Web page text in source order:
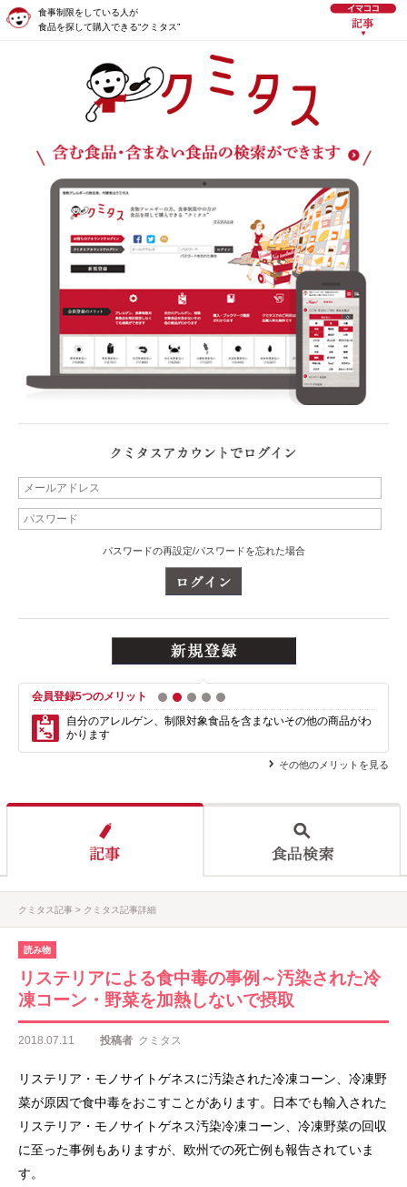
食事制限をしている人が
食品を探して購入できる“クミタス”
パスワードの再設定/パスワードを忘れた場合
会員登録5つのメリット 1 2 3 4
自分のアレルゲン、制限対象食品を含まないその他の商品がわ
かります
その他のメリットを見る
クミタス記事 クミタス記事詳細
読み物
リステリアによる食中毒の事例～汚染された冷
凍コーン・野菜を加熱しないで摂取
2018.07.11 投稿者 クミタス
リステリア・モノサイトゲネスに汚染された冷凍コーン、冷凍野
菜が原因で食中毒をおこすことがあります。日本でも輸入された
リステリア・モノサイトゲネス汚染冷凍コーン、冷凍野菜の回収
に至った事例もありますが、欧州での死亡例も報告されていま
す。